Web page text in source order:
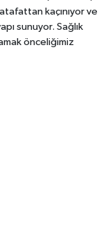
kaçınıyor ve
sunuyor. Sağlık
önceliğimiz